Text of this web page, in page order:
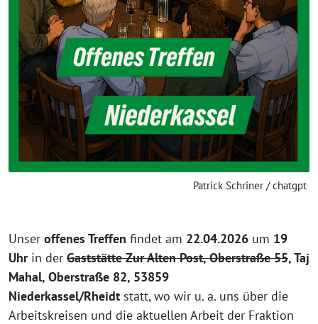
Patrick Schriner / chatgpt
Unser offenes Treffen findet am 22.04.2026 um 19
Uhrin der Gaststätte Zur Alten Post, Oberstraße 55, Taj
Mahal, Oberstraße 82, 53859
Niederkassel/Rheidt statt, wo wir u. a. uns über die
Arbeitskreisen und die aktuellen Arbeit der Fraktion